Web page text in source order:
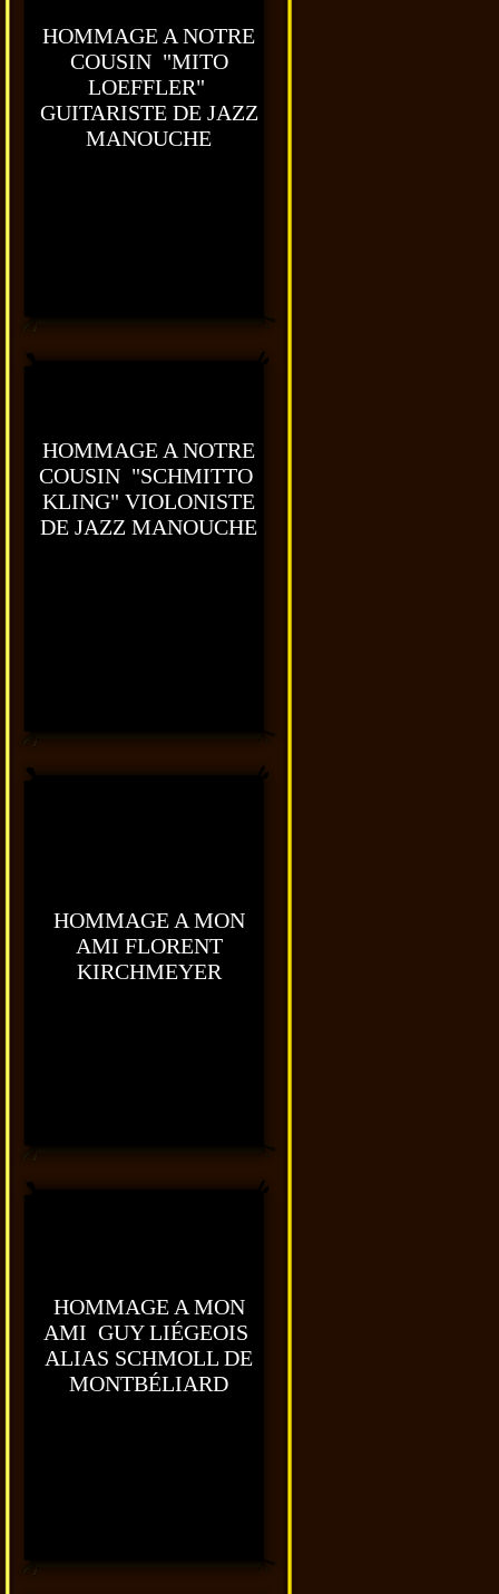
HOMMAGE A NOTRE
COUSIN "MITO
LOEFFLER"
GUITARISTE DE JAZZ
MANOUCHE
HOMMAGE A NOTRE
COUSIN "SCHMITTO
KLING" VIOLONISTE
DE JAZZ MANOUCHE
HOMMAGE A MON
AMI FLORENT
KIRCHMEYER
HOMMAGE A MON
AMI GUY LIÉGEOIS
ALIAS SCHMOLL DE
MONTBÉLIARD